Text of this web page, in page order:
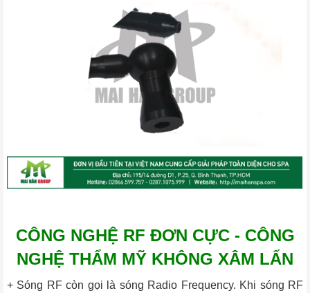
CÔNG NGHỆ RF ĐƠN CỰC - CÔNG
NGHỆ THẨM MỸ KHÔNG XÂM LẤN
+ Sóng RF còn gọi là sóng Radio Frequency. Khi sóng RF